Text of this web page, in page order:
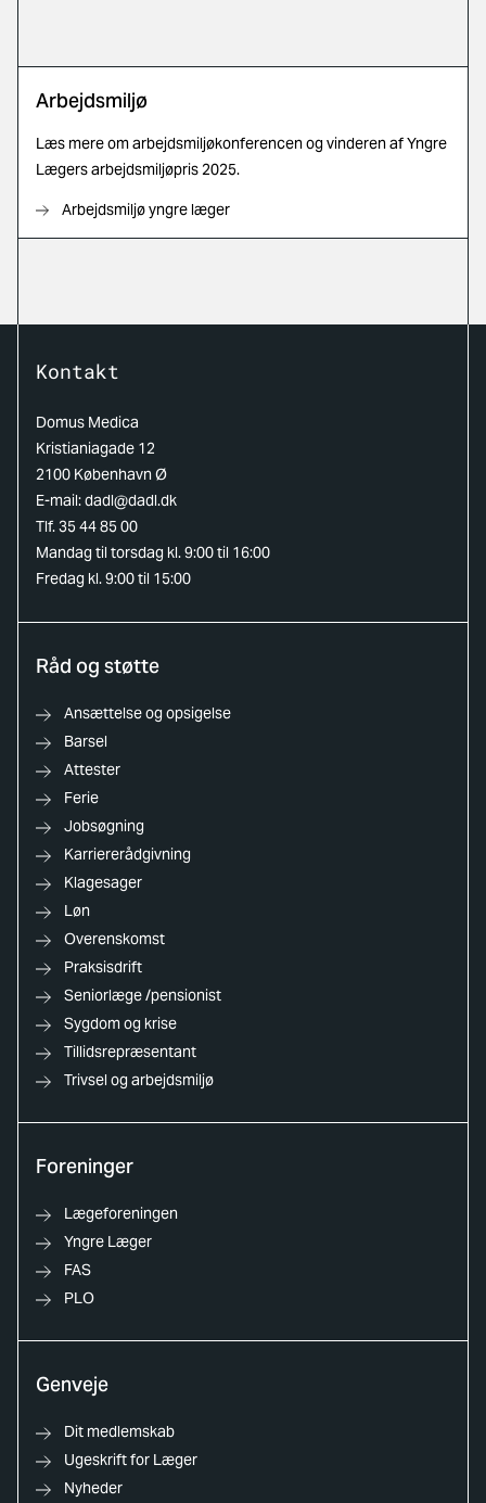
Arbejdsmiljø
Læs mere om arbejdsmiljøkonferencen og vinderen af Yngre
Lægers arbejdsmiljøpris 2025.
Arbejdsmiljø yngre læger
Kontakt
Domus Medica
Kristianiagade 12
2100 København Ø
E-mail:dadl@dadl.dk
Tlf. 35 44 85 00
Mandag til torsdag kl. 9:00 til 16:00
Fredag kl. 9:00 til 15:00
Råd og støtte
Ansættelse og opsigelse
Barsel
Attester
Ferie
Jobsøgning
Karriererådgivning
Klagesager
Løn
Overenskomst
Praksisdrift
Seniorlæge /pensionist
Sygdom og krise
Tillidsrepræsentant
Trivsel og arbejdsmiljø
Foreninger
Lægeforeningen
Yngre Læger
FAS
PLO
Genveje
Dit medlemskab
Ugeskrift for Læger
Nyheder